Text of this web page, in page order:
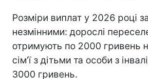
Розміри виплат у 2026 році
незмінними: дорослі
отримують по 2000 гривень
сімʼї з дітьми та особи з
3000 гривень.